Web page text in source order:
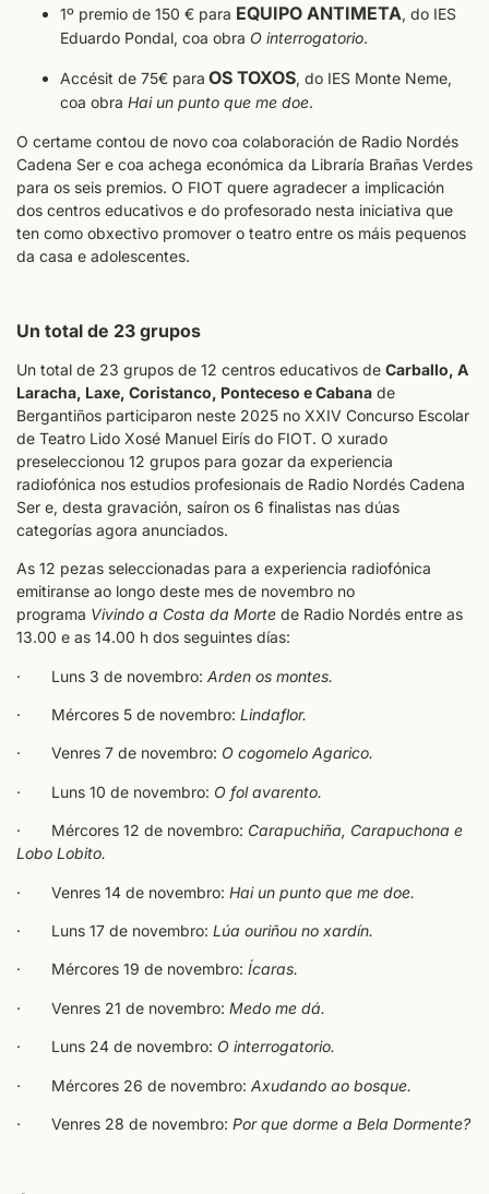
1º premio de 150 € para EQUIPO ANTIMETA, do IES
Eduardo Pondal, coa obra O interrogatorio.
Accésit de 75€ para OS TOXOS, do IES Monte Neme,
coa obra Hai un punto que me doe.
O certame contou de novo coa colaboración de Radio Nordés
Cadena Ser e coa achega económica da Libraría Brañas Verdes
para os seis premios. O FIOT quere agradecer a implicación
dos centros educativos e do profesorado nesta iniciativa que
ten como obxectivo promover o teatro entre os máis pequenos
da casa e adolescentes.
Un total de 23 grupos
Un total de 23 grupos de 12 centros educativos de Carballo, A
Laracha, Laxe, Coristanco, Ponteceso e Cabana de
Bergantiños participaron neste 2025 no XXIV Concurso Escolar
de Teatro Lido Xosé Manuel Eirís do FIOT. O xurado
preseleccionou 12 grupos para gozar da experiencia
radiofónica nos estudios profesionais de Radio Nordés Cadena
Ser e, desta gravación, saíron os 6 finalistas nas dúas
categorías agora anunciados.
As 12 pezas seleccionadas para a experiencia radiofónica
emitiranse ao longo deste mes de novembro no
programa Vivindo a Costa da Morte de Radio Nordés entre as
13.00 e as 14.00 h dos seguintes días:
· Luns 3 de novembro: Arden os montes.
· Mércores 5 de novembro: Lindaflor.
· Venres 7 de novembro: O cogomelo Agarico.
· Luns 10 de novembro: O fol avarento.
· Mércores 12 de novembro: Carapuchiña, Carapuchona e
Lobo Lobito.
· Venres 14 de novembro: Hai un punto que me doe.
· Luns 17 de novembro: Lúa ouriñou no xardín.
· Mércores 19 de novembro: Ícaras.
· Venres 21 de novembro: Medo me dá.
· Luns 24 de novembro: O interrogatorio.
· Mércores 26 de novembro: Axudando ao bosque.
· Venres 28 de novembro: Por que dorme a Bela Dormente?